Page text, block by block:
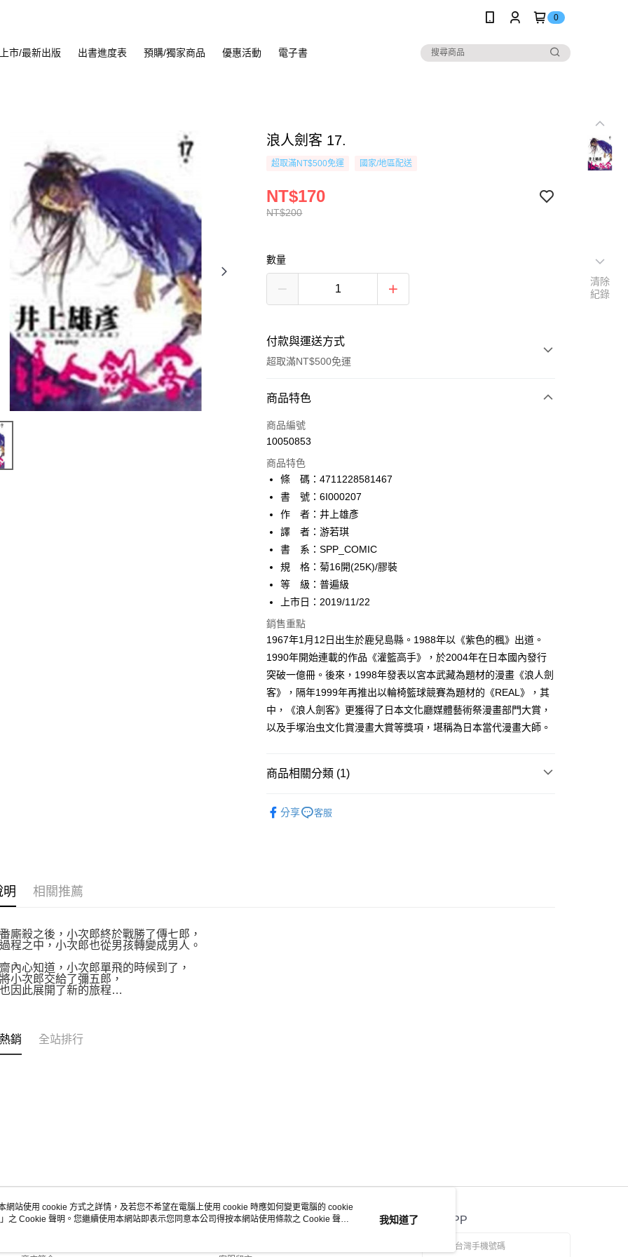
0
市/最新出版 出書進度表 預購/獨家商品 優惠活動 電子書
浪人劍客 17.
超取滿NT$500免運 國家/地區配送
NT$200
NT$170
數量
付款與運送方式
超取滿NT$500免運
付款方式
信用卡一次付款
AFTEE先享後付
相關說明
AFTEE先享後付是「在收到商品之後才付款」的支付方式。 讓您購物簡單
便利好安心！
１．簡單：不需註冊會員、不需綁卡、不需儲值。
２．便利：只要手機號碼，簡訊認證，即可結帳。
３．安心：先確認商品／服務後，再付款。
１．於結帳方式選擇「AFTEE先享後付」後，將跳轉至「AFTEE先享後
付」結帳頁面，進行簡訊認證並確認金額後，即可完成結帳。
２．訂單成立數日內，您將收到繳費通知簡訊。
３．收到繳費通知簡訊後14天內，點擊此簡訊中的連結，可透過四大超商
／ATM／網路銀行／等多元方式進行付款，方視為交易完成。
※ 請注意：結帳手續完成當下不需立刻繳費，但若您需要取消訂單，請聯
絡購買商品的店家。未經商家同意取消之訂單仍視為有效，需透過AFTEE
先享後付繳納相關費用。
※ 交易是否成功請以「AFTEE先享後付 」之結帳頁面顯示為準，若有關於
付客戶支援中心」https://netprotections.freshdesk.com/support/home
１．透過由恩沛科技股份有限公司提供之「AFTEE先享後付」服務完成之
２．關於個人資料處理事宜，請瀏覽以下網址：
https://aftee.tw/terms/#terms3
ATM付款
運送方式
全家取貨付款
每筆NT$80，滿NT$500(含以上)免運費
付款後全家取貨
每筆NT$80，滿NT$500(含以上)免運費
萊爾富取貨付款
每筆NT$80，滿NT$500(含以上)免運費
付款後萊爾富取貨
7-11取貨付款
付款後7-11取貨
商品特色
商品編號
10050853
商品特色
條 碼：4711228581467
書 號：6I000207
作 者：井上雄彥
譯 者：游若琪
書 系：SPP_COMIC
規 格：菊16開(25K)/膠裝
等 級：普遍級
上市日：2019/11/22
銷售重點
1967年1月12日出生於鹿兒島縣。1988年以《紫色的楓》出道。
1990年開始連載的作品《灌籃高手》，於2004年在日本國內發行
突破一億冊。後來，1998年發表以宮本武藏為題材的漫畫《浪人劍
客》，隔年1999年再推出以輪椅籃球競賽為題材的《REAL》，其
中，《浪人劍客》更獲得了日本文化廳媒體藝術祭漫畫部門大賞，
以及手塚治虫文化賞漫畫大賞等獎項，堪稱為日本當代漫畫大師。
商品相關分類 (1)
分享
客服
明 相關推薦
廝殺之後，小次郎終於戰勝了傳七郎，
程之中，小次郎也從男孩轉變成男人。
內心知道，小次郎單飛的時候到了，
小次郎交給了彌五郎，
因此展開了新的旅程…
銷 全站排行
關於我們 客服資訊 官方APP
清除
紀錄
網站使用 cookie 方式之詳情，及若您不希望在電腦上使用 cookie 時應如何變更電腦的 cookie
」之 Cookie 聲明。您繼續使用本網站即表示您同意本公司得按本網站使用條款之 Cookie 聲明
我知道了